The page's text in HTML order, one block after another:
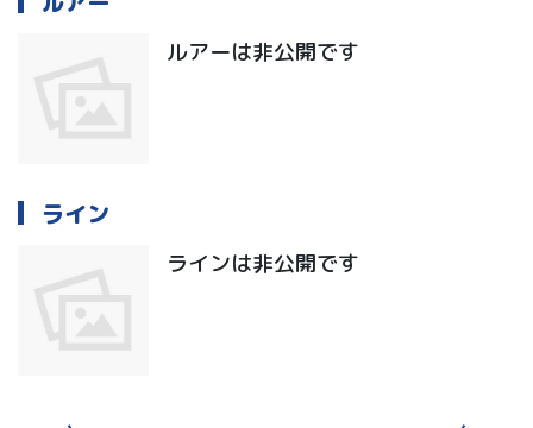
ルアーは非公開です
ライン
ラインは非公開です